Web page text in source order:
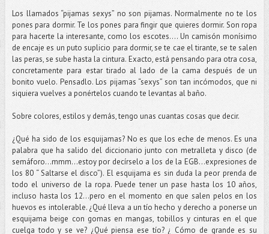
Los llamados “pijamas sexys” no son pijamas. Normalmente no te los
pones para dormir. Te los pones para fingir que quieres dormir. Son ropa
para hacerte la interesante, como los escotes…. Un camisón monísimo
de encaje es un puto suplicio para dormir, se te cae el tirante, se te salen
las peras, se sube hasta la cintura. Exacto, está pensando para otra cosa,
concretamente para estar tirado al lado de la cama después de un
bonito vuelo. Pensadlo. Los pijamas “sexys” son tan incómodos, que ni
siquiera vuelves a ponértelos cuando te levantas al baño.
Sobre colores, estilos y demás, tengo unas cuantas cosas que decir.
¿Qué ha sido de los esquijamas? No es que los eche de menos. Es una
palabra que ha salido del diccionario junto con metralleta y disco (de
semáforo...mmm...estoy por decírselo a los de la EGB...expresiones de
los 80 “ Saltarse el disco”). El esquijama es sin duda la peor prenda de
todo el universo de la ropa. Puede tener un pase hasta los 10 años,
incluso hasta los 12...pero en el momento en que salen pelos en los
huevos es intolerable. ¿Qué lleva a un tío hecho y derecho a ponerse un
esquijama beige con gomas en mangas, tobillos y cinturas en el que
cuelga todo y se ve? ¿Qué piensa ese tío? ¿ Cómo de grande es su